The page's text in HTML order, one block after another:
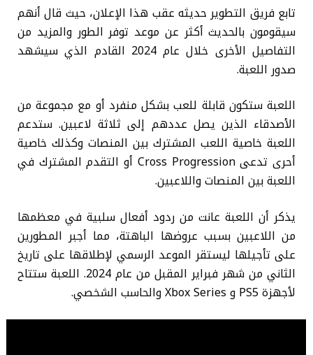
تابع فريق التطوير حديثه عقب هذا الإعلان، حيث قال أنهم
سيقومون بالحديث أكثر عن موعد توفر الطور والمزيد من
التفاصيل الأخرى خلال عام 2024 القادم الذي سيشهد
صدور اللعبة.
اللعبة ستكون قابلة للعب بشكل منفرد أو مع مجموعة من
الأصدقاء الذين يصل عددهم إلى ثلاثة لاعبين. ستدعم
اللعبة خاصية اللعب المشترك بين المنصات وكذلك خاصية
أحرى تدعى Cross Progression أو التقدم المشترك في
اللعبة بين المنصات واللاعبين.
يذكر أن اللعبة عانت من ردود أفعال سلبية في معظمها
من اللاعبين بسبب عروضها الباهتة، مما أجبر المطورين
على تأجيلها ليستقر الموعد الرسمي لإطلاقها على تاريخ
الثاني من شهر فبراير المقبل من عام 2024. اللعبة ستتاح
لأجهزة PS5 و Xbox Series والحاسب الشخصي.